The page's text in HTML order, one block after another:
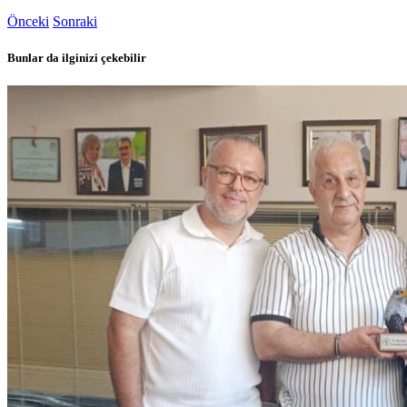
Önceki Sonraki
Bunlar da ilginizi çekebilir